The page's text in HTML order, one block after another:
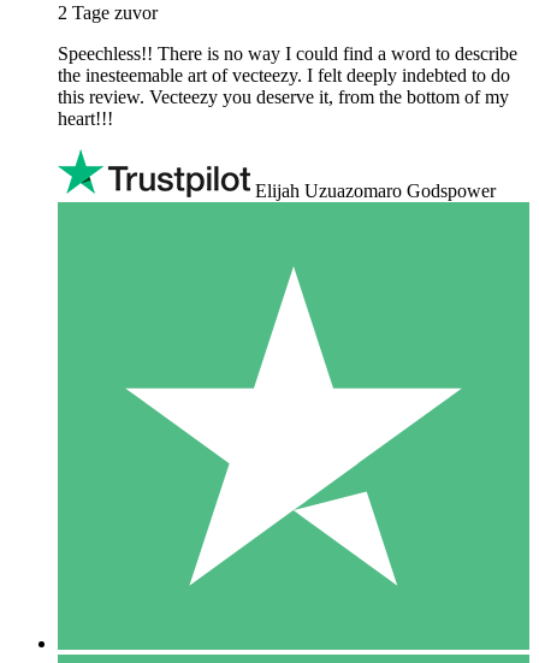
2 Tage zuvor
Speechless!! There is no way I could find a word to describe
the inesteemable art of vecteezy. I felt deeply indebted to do
this review. Vecteezy you deserve it, from the bottom of my
heart!!!
Elijah Uzuazomaro Godspower